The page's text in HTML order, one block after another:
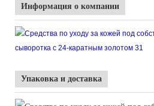
Информация о компании
Упаковка и доставка